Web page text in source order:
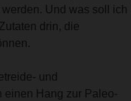
Und was soll ich
drin, die
und
einen Hang zur Paleo-